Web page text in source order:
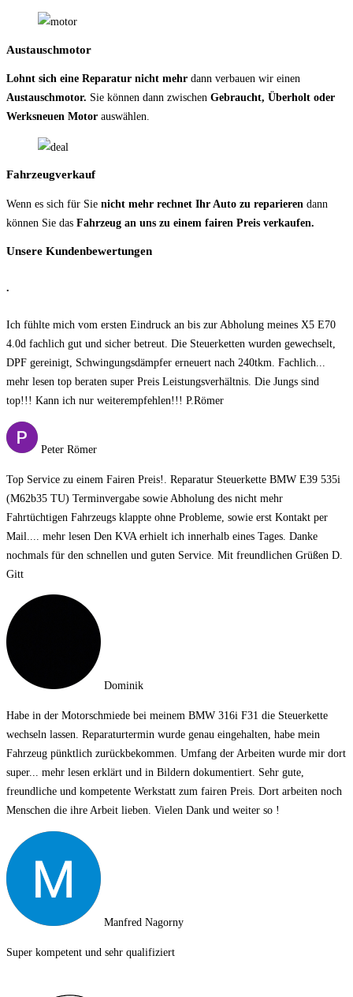
Austauschmotor
Lohnt sich eine Reparatur nicht mehr dann verbauen wir einen
Austauschmotor. Sie können dann zwischen Gebraucht, Überholt oder
Werksneuen Motor auswählen.
Fahrzeugverkauf
Wenn es sich für Sie nicht mehr rechnet Ihr Auto zu reparieren dann
können Sie das Fahrzeug an uns zu einem fairen Preis verkaufen.
Unsere Kundenbewertungen
.
Ich fühlte mich vom ersten Eindruck an bis zur Abholung meines X5 E70
4.0d fachlich gut und sicher betreut. Die Steuerketten wurden gewechselt,
DPF gereinigt, Schwingungsdämpfer erneuert nach 240tkm. Fachlich...
mehr lesen top beraten super Preis Leistungsverhältnis. Die Jungs sind
top!!! Kann ich nur weiterempfehlen!!! P.Römer
Peter Römer
Top Service zu einem Fairen Preis!. Reparatur Steuerkette BMW E39 535i
(M62b35 TU) Terminvergabe sowie Abholung des nicht mehr
Fahrtüchtigen Fahrzeugs klappte ohne Probleme, sowie erst Kontakt per
Mail.
... mehr lesen Den KVA erhielt ich innerhalb eines Tages. Danke
nochmals für den schnellen und guten Service. Mit freundlichen Grüßen D.
Gitt
Dominik
Habe in der Motorschmiede bei meinem BMW 316i F31 die Steuerkette
wechseln lassen. Reparaturtermin wurde genau eingehalten, habe mein
Fahrzeug pünktlich zurückbekommen. Umfang der Arbeiten wurde mir dort
super... mehr lesen erklärt und in Bildern dokumentiert. Sehr gute,
freundliche und kompetente Werkstatt zum fairen Preis. Dort arbeiten noch
Menschen die ihre Arbeit lieben. Vielen Dank und weiter so !
Manfred Nagorny
Super kompetent und sehr qualifiziert